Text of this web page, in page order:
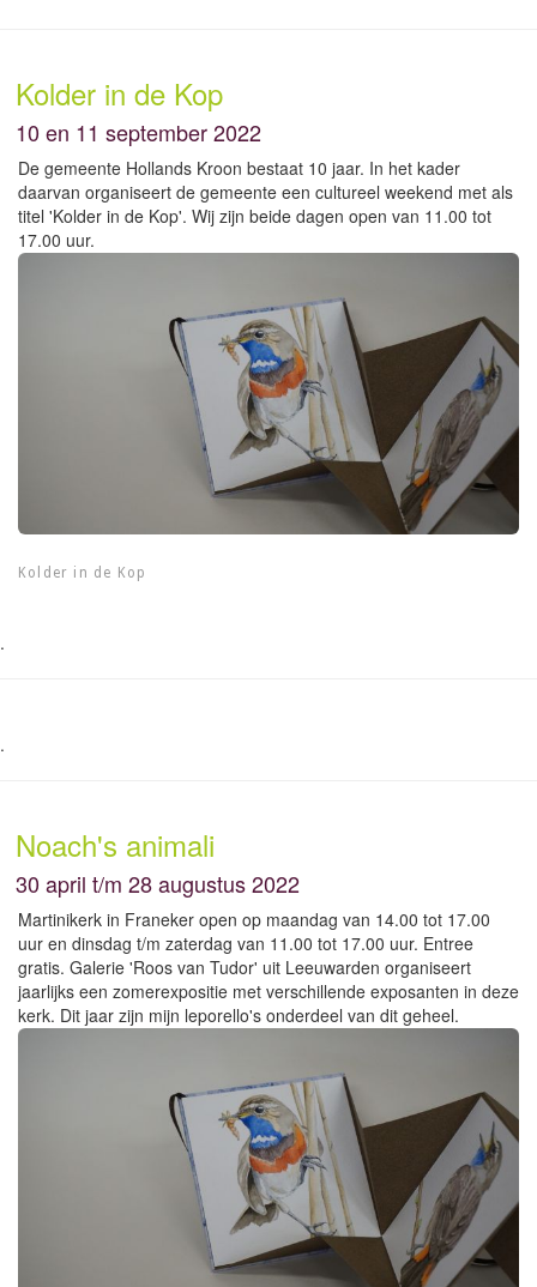
Kolder in de Kop
10 en 11 september 2022
De gemeente Hollands Kroon bestaat 10 jaar. In het kader
daarvan organiseert de gemeente een cultureel weekend met als
titel 'Kolder in de Kop'. Wij zijn beide dagen open van 11.00 tot
17.00 uur.
Kolder in de Kop
.
.
Noach's animali
30 april t/m 28 augustus 2022
Martinikerk in Franeker open op maandag van 14.00 tot 17.00
uur en dinsdag t/m zaterdag van 11.00 tot 17.00 uur. Entree
gratis. Galerie 'Roos van Tudor' uit Leeuwarden organiseert
jaarlijks een zomerexpositie met verschillende exposanten in deze
kerk. Dit jaar zijn mijn leporello's onderdeel van dit geheel.